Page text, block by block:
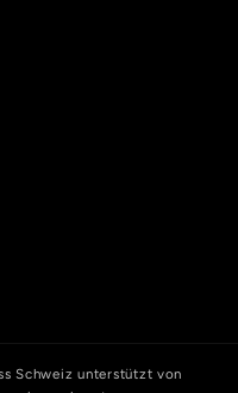
Schweiz unterstützt von